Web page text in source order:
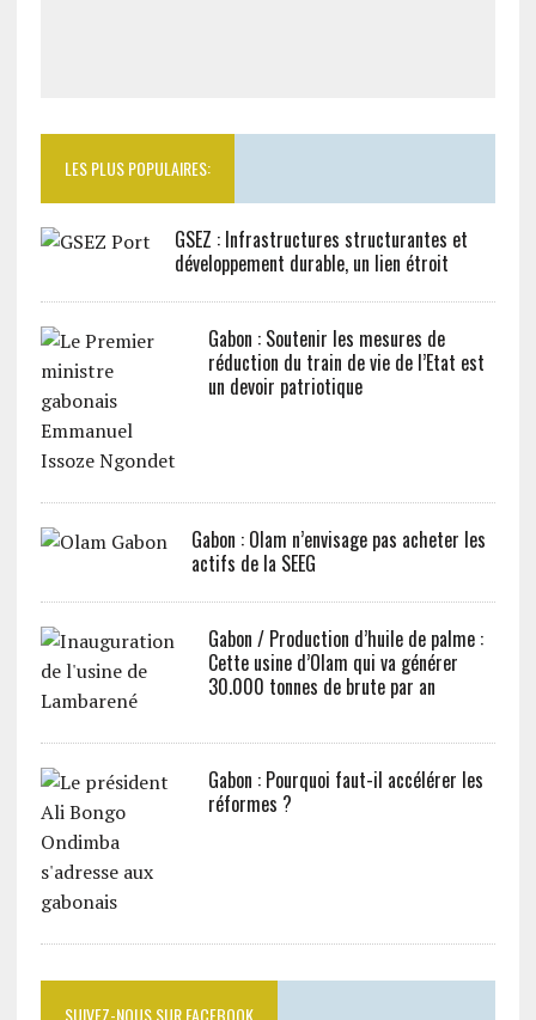
LES PLUS POPULAIRES:
GSEZ : Infrastructures structurantes et
développement durable, un lien étroit
Gabon : Soutenir les mesures de
réduction du train de vie de l’Etat est
un devoir patriotique
Gabon : Olam n’envisage pas acheter les
actifs de la SEEG
Gabon / Production d’huile de palme :
Cette usine d’Olam qui va générer
30.000 tonnes de brute par an
Gabon : Pourquoi faut-il accélérer les
réformes ?
SUIVEZ-NOUS SUR FACEBOOK